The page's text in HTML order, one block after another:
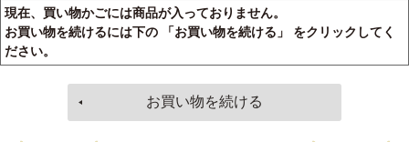
現在、買い物かごには商品が入っておりません。
お買い物を続けるには下の 「お買い物を続ける」 をクリックしてく
ださい。